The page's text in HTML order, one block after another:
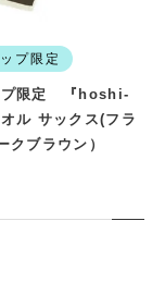
プ限定
プ限定 『hoshi-
ル サックス(フラ
クブラウン）